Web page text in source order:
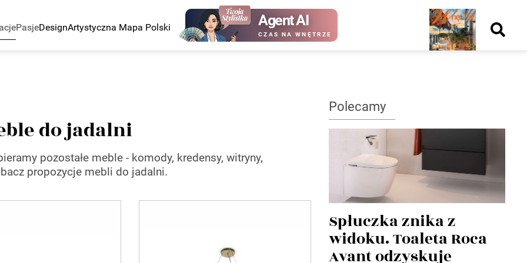
PasjeDesignArtystyczna Mapa Polski Agent AI
CZAS NA WNĘTRZE
Nowy
numer
numer
Wydanie papieroweWydanie cyfrowe
do jadalni
pozostałe meble - komody, kredensy, witryny,
propozycje mebli do jadalni.
Polecamy
Spłuczka znika z
widoku. Toaleta Roca
Avant odzyskuje